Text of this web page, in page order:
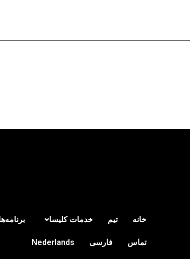
خانه تیم خدمات کلیسا
تماس فارسی Nederlands